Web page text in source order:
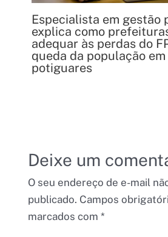
Especialista em gestão
explica como
adequar às perdas do
queda da população
potiguares
Deixe um
O seu endereço de e-mail
publicado. Campos
marcados com *